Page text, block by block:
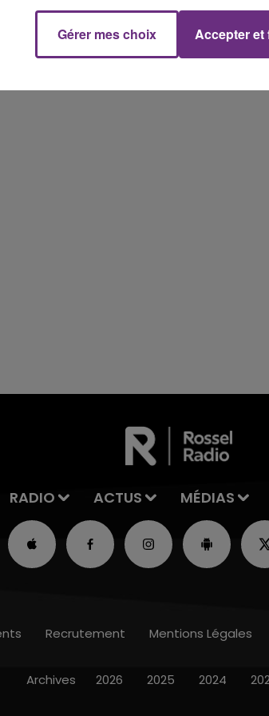
RADIO ACTUS MÉDIAS
Recrutement Mentions Légales
Archives 2026 2025 2024
Gérer mes choix Accepter et